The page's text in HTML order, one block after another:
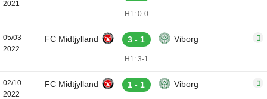
2021
H1: 0-0
05/03
2022
FC Midtjylland 3 - 1 Viborg
H1: 3-1
02/10
2022
FC Midtjylland 1 - 1 Viborg